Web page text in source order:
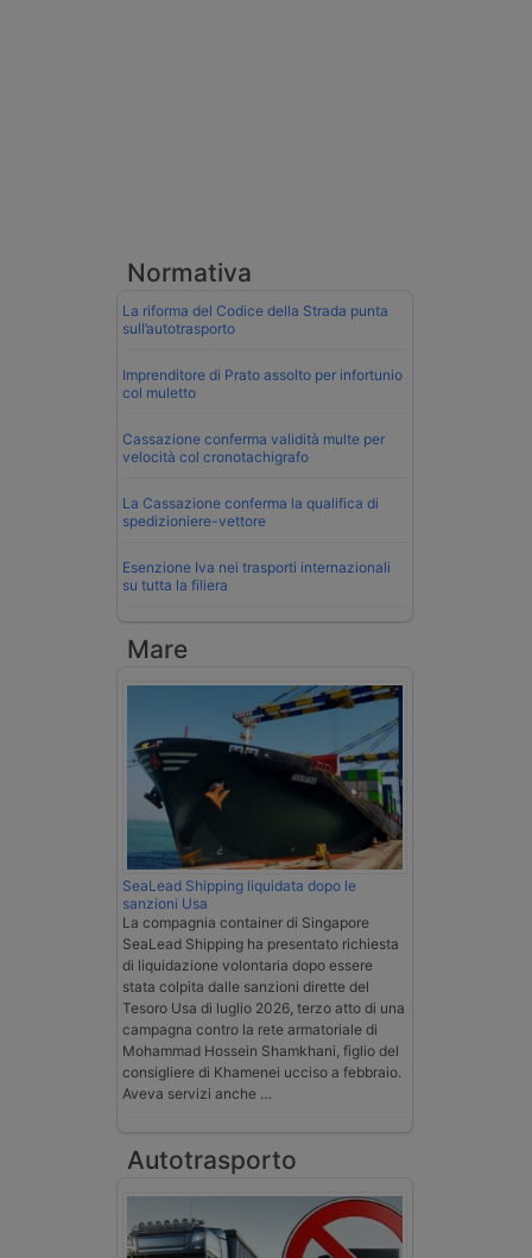
Normativa
La riforma del Codice della Strada punta
sull’autotrasporto
Imprenditore di Prato assolto per infortunio
col muletto
Cassazione conferma validità multe per
velocità col cronotachigrafo
La Cassazione conferma la qualifica di
spedizioniere-vettore
Esenzione Iva nei trasporti internazionali
su tutta la filiera
Mare
SeaLead Shipping liquidata dopo le
sanzioni Usa
La compagnia container di Singapore
SeaLead Shipping ha presentato richiesta
di liquidazione volontaria dopo essere
stata colpita dalle sanzioni dirette del
Tesoro Usa di luglio 2026, terzo atto di una
campagna contro la rete armatoriale di
Mohammad Hossein Shamkhani, figlio del
consigliere di Khamenei ucciso a febbraio.
Aveva servizi anche …
Autotrasporto